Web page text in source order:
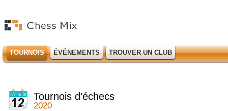
TOURNOIS ÉVÉNEMENTS TROUVER UN CLUB
Tournois d’échecs
2020